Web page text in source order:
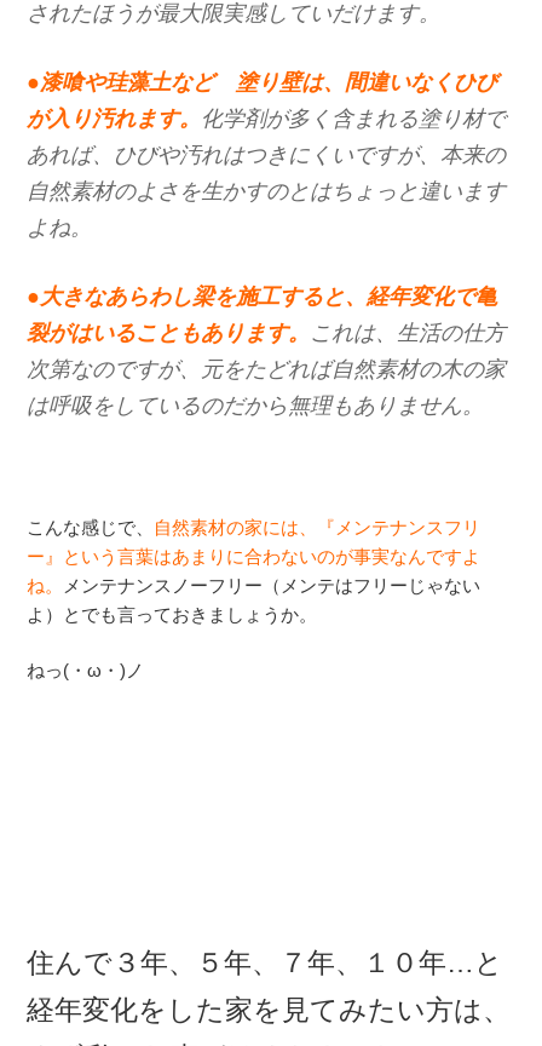
されたほうが最大限実感していだけます。
●漆喰や珪藻土など 塗り壁は、間違いなくひび
が入り汚れます。 化学剤が多く含まれる塗り材で
あれば、ひびや汚れはつきにくいですが、本来の
自然素材のよさを生かすのとはちょっと違います
よね。
●大きなあらわし梁を施工すると、経年変化で亀
裂がはいることもあります。 これは、生活の仕方
次第なのですが、元をたどれば自然素材の木の家
は呼吸をしているのだから無理もありません。
こんな感じで、 自然素材の家には、『メンテナンスフリ
ー』という言葉はあまりに合わないのが事実なんですよ
ね。
メンテナンスノーフリー（メンテはフリーじゃない
よ）とでも言っておきましょうか。
ねっ(・ω・)ノ
住んで３年、５年、７年、１０年…と
経年変化をした家を見てみたい方は、